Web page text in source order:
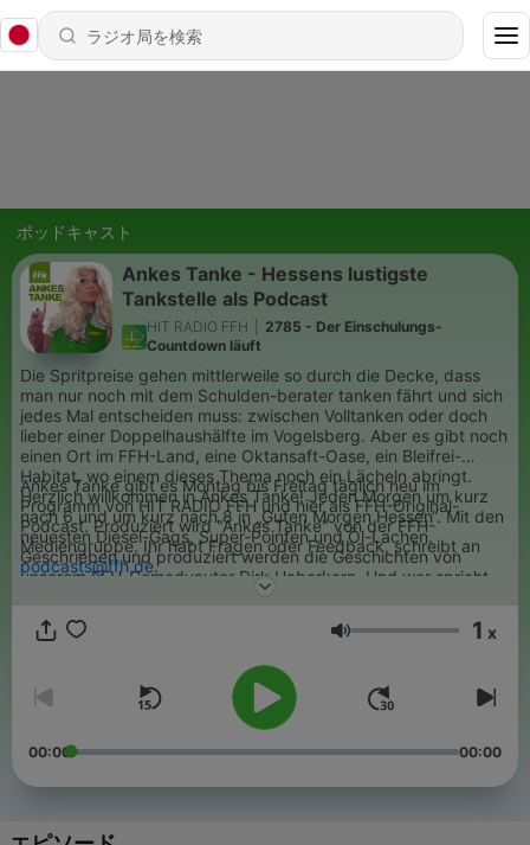
ポッドキャスト
Ankes Tanke - Hessens lustigste
Tankstelle als Podcast
HIT RADIO FFH
2785 - Der Einschulungs-
Countdown läuft
Die Spritpreise gehen mittlerweile so durch die Decke, dass
man nur noch mit dem Schulden-berater tanken fährt und sich
jedes Mal entscheiden muss: zwischen Volltanken oder doch
lieber einer Doppelhaushälfte im Vogelsberg. Aber es gibt noch
einen Ort im FFH-Land, eine Oktansaft-Oase, ein Bleifrei-
Habitat, wo einem dieses Thema noch ein Lächeln abringt.
Herzlich willkommen in Ankes Tanke! Jeden Morgen um kurz
nach 6 und um kurz nach 8 in „Guten Morgen Hessen“. Mit den
neuesten Diesel-Gags, Super-Pointen und Öl-Lachen.
Geschrieben und produziert werden die Geschichten von
unserem FFH-Comedyautor Dirk Haberkorn. Und wer spricht
eigentlich die Anke? Comedy-Stimmtalent und Moderatorin
Evren Gezer! Der Kunde von Säule 3 ist Andreas Eufinger und
den Stefan spricht Dirk Haberkorn.
Ankes Tanke gibt es Montag bis Freitag täglich neu im
Programm von HIT RADIO FFH und hier als FFH-Original-
Podcast. Produziert wird "Ankes Tanke" von der FFH-
Mediengruppe. Ihr habt Fragen oder Feedback, schreibt an
podcasts@ffh.de.
音量 1 x
00:00 00:00